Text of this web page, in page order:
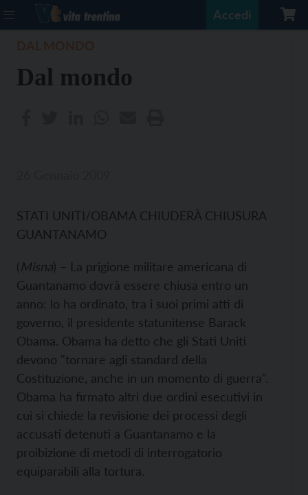
Accedi
Dal mondo
STATI UNITI/OBAMA CHIUDERÀ CHIUSURA
GUANTANAMO
(Misna) – La prigione militare americana di
Guantanamo dovrà essere chiusa entro un
anno: lo ha ordinato, tra i suoi primi atti di
governo, il presidente statunitense Barack
Obama. Obama ha detto che gli Stati Uniti
devono "tornare agli standard della
Costituzione, anche in un momento di guerra".
Obama ha firmato altri due ordini esecutivi in
cui si chiede la revisione dei processi degli
accusati detenuti a Guantanamo e la
proibizione di metodi di interrogatorio
equiparabili alla tortura.